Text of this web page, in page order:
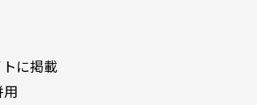
に掲載